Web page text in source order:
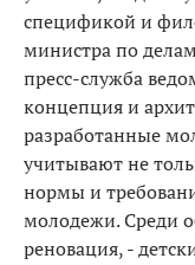
спецификой и
министра по
пресс-служба
концепция и
разработанные
учитывают не
нормы и
молодежи. Среди
реновация, -